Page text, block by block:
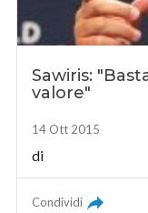
Sawiris:
valore"
14 Ott 2015
di
Condividi